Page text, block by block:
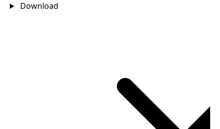
Download